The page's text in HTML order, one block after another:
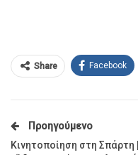
Share Facebook
Προηγούμενο
Κινητοποίηση στη Σπάρτη |